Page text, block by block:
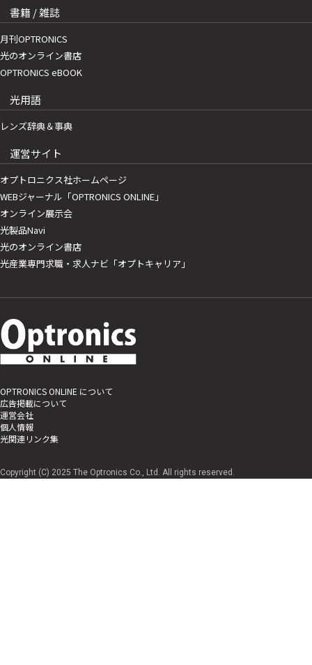
書籍 / 雑誌
月刊OPTRONICS
光のオンライン書店
OPTRONICS eBOOK
光用語
レンズ辞典＆事典
運営サイト
オプトロニクス社ホームページ
WEBジャーナル「OPTRONICS ONLINE」
オンライン展示会
光製品Navi
光のオンライン書店
光産業専門求職・求人ナビ「オプトキャリア」
OPTRONICS ONLINE について
広告掲載について
運営会社
個人情報
光関連リンク集
Copyright (C) 2025 The Optronics Co., Ltd. All rights reserved.